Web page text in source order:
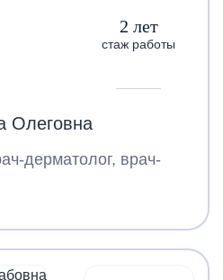
2 лет
стаж работы
Олеговна
дерматолог, врач-